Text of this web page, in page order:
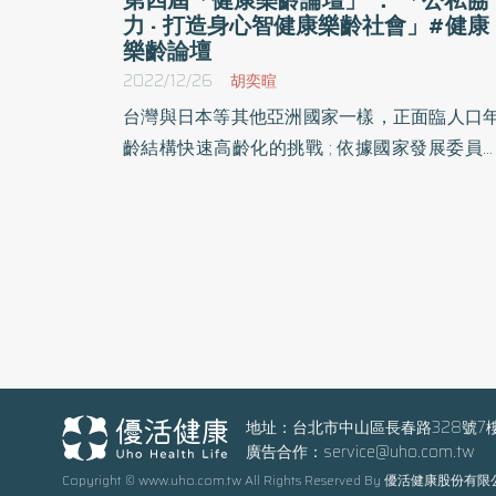
力 · 打造身心智健康樂齡社會」#健康
樂齡論壇
2022/12/26 胡奕暄
台灣與日本等其他亞洲國家一樣，正面臨人口
齡結構快速高齡化的挑戰 ; 依據國家發展委員會
會吳王小珍副會長、魏立安執行長、衛生福利
李麗芬次長、健保署李伯璋署長、心理健康司
立中司長、長期照顧司吳希文副司長以及其他衛
福部官員和學術界專家及相關產業領袖，聚焦
地址：台北市中山區長春路328號7
廣告合作： service@uho.com.tw
Copyright © www.uho.com.tw All Rights Reserved By 優活健康股份有限